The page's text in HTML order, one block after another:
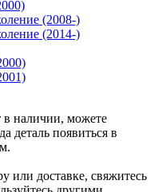
(2008-)
(2014-)
в наличии, можете
деталь появиться в
или доставке, свяжитесь